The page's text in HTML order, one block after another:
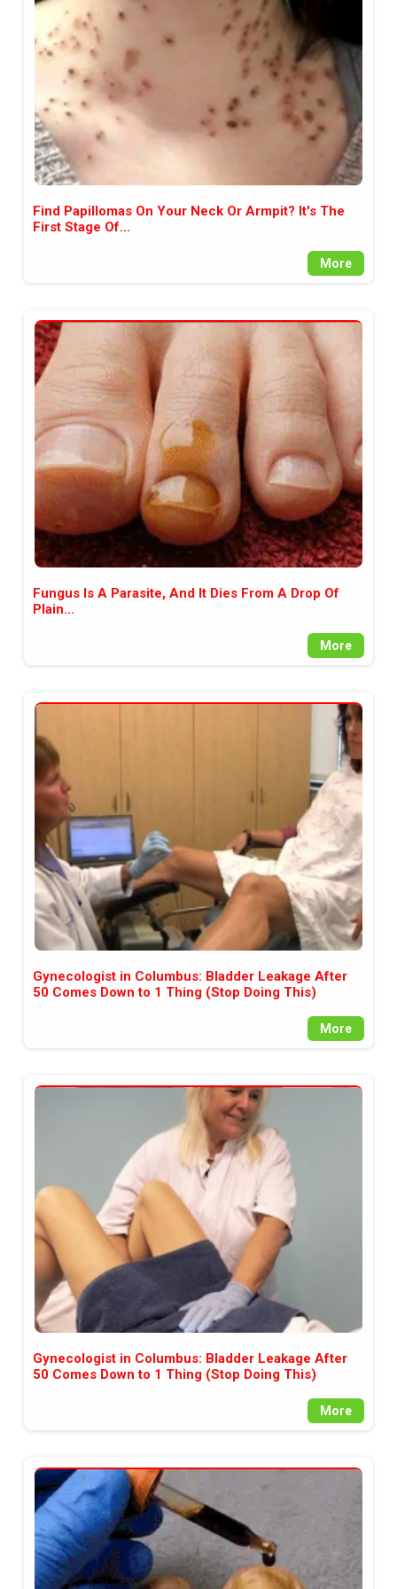
аудитория, затова държим на
прозрачност и коректност от
наша страна. Поднасяме ви
новините такива, каквито са. В
пълния си потенциал.
Find Papillomas On Your Neck Or Armpit? It's The
First Stage Of...
More
Fungus Is A Parasite, And It Dies From A Drop Of
Plain...
More
Gynecologist in Columbus: Bladder Leakage After
50 Comes Down to 1 Thing (Stop Doing This)
More
Gynecologist in Columbus: Bladder Leakage After
50 Comes Down to 1 Thing (Stop Doing This)
More